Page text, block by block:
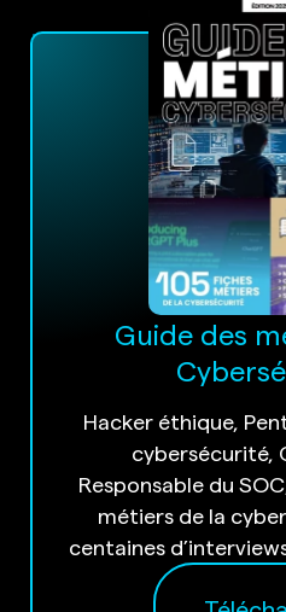
Guide des
Hacker éthique,
cybersécurité,
Responsable du
métiers de la
centaines